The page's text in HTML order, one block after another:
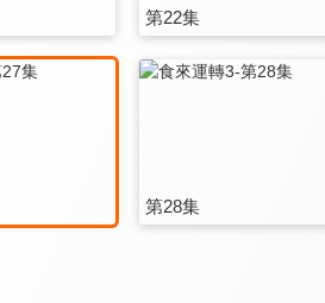
第22集
第28集